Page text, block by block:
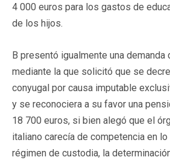
4 000 euros para los gastos de
de los hijos.
B presentó igualmente una demanda
mediante la que solicitó que se
conyugal por causa imputable
y se reconociera a su favor una
18 700 euros, si bien alegó que el
italiano carecía de competencia en
régimen de custodia, la